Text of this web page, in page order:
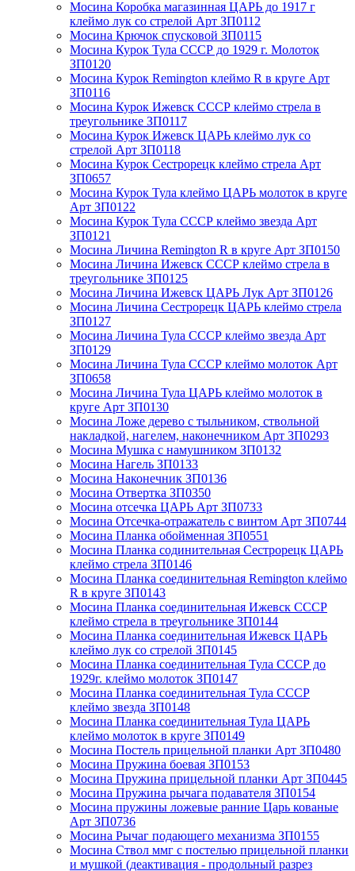
Мосина Коробка магазинная ЦАРЬ до 1917 г
клеймо лук со стрелой Арт ЗП0112
Мосина Крючок спусковой ЗП0115
Мосина Курок Тула СССР до 1929 г. Молоток
ЗП0120
Мосина Курок Remington клеймо R в круге Арт
ЗП0116
Мосина Курок Ижевск СССР клеймо стрела в
треугольнике ЗП0117
Мосина Курок Ижевск ЦАРЬ клеймо лук со
стрелой Арт ЗП0118
Мосина Курок Сестрорецк клеймо стрела Арт
ЗП0657
Мосина Курок Тула клеймо ЦАРЬ молоток в круге
Арт ЗП0122
Мосина Курок Тула СССР клеймо звезда Арт
ЗП0121
Мосина Личина Remington R в круге Арт ЗП0150
Мосина Личина Ижевск СССР клеймо стрела в
треугольнике ЗП0125
Мосина Личина Ижевск ЦАРЬ Лук Арт ЗП0126
Мосина Личина Сестрорецк ЦАРЬ клеймо стрела
ЗП0127
Мосина Личина Тула СССР клеймо звезда Арт
ЗП0129
Мосина Личина Тула СССР клеймо молоток Арт
ЗП0658
Мосина Личина Тула ЦАРЬ клеймо молоток в
круге Арт ЗП0130
Мосина Ложе дерево с тыльником, ствольной
накладкой, нагелем, наконечником Арт ЗП0293
Мосина Мушка с намушником ЗП0132
Мосина Нагель ЗП0133
Мосина Наконечник ЗП0136
Мосина Отвертка ЗП0350
Мосина отсечка ЦАРЬ Арт ЗП0733
Мосина Отсечка-отражатель с винтом Арт ЗП0744
Мосина Планка обойменная ЗП0551
Мосина Планка содинительная Сестрорецк ЦАРЬ
клеймо стрела ЗП0146
Мосина Планка соединительная Remington клеймо
R в круге ЗП0143
Мосина Планка соединительная Ижевск СССР
клеймо стрела в треугольнике ЗП0144
Мосина Планка соединительная Ижевск ЦАРЬ
клеймо лук со стрелой ЗП0145
Мосина Планка соединительная Тула СССР до
1929г. клеймо молоток ЗП0147
Мосина Планка соединительная Тула СССР
клеймо звезда ЗП0148
Мосина Планка соединительная Тула ЦАРЬ
клеймо молоток в круге ЗП0149
Мосина Постель прицельной планки Арт ЗП0480
Мосина Пружина боевая ЗП0153
Мосина Пружина прицельной планки Арт ЗП0445
Мосина Пружина рычага подавателя ЗП0154
Мосина пружины ложевые ранние Царь кованые
Арт ЗП0736
Мосина Рычаг подающего механизма ЗП0155
Мосина Ствол ммг с постелью прицельной планки
и мушкой (деактивация - продольный разрез